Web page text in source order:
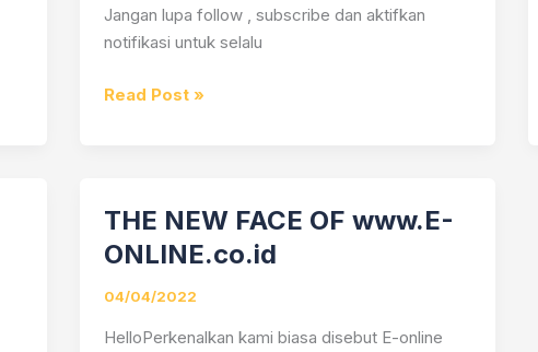
Jangan lupa follow , subscribe dan aktifkan
notifikasi untuk selalu
Read Post »
THE NEW FACE OF www.E-
ONLINE.co.id
04/04/2022
HelloPerkenalkan kami biasa disebut E-online
THE
NEW
FACE
OF